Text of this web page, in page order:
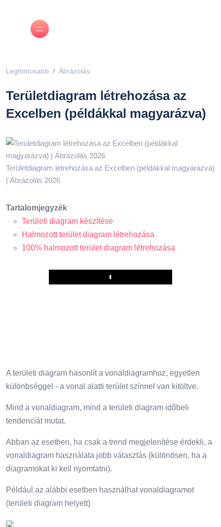
Legfontosabb Ábrázolás
Területdiagram létrehozása az
Excelben (példákkal magyarázva)
Területdiagram létrehozása az Excelben (példákkal magyarázva)
| Ábrázolás 2026
Tartalomjegyzék
Területi diagram készítése
Halmozott terület diagram létrehozása
100% halmozott terület diagram létrehozása
Play
A területi diagram hasonlít a vonaldiagramhoz, egyetlen
különbséggel - a vonal alatti terület színnel van kitöltve.
Mind a vonaldiagram, mind a területi diagram időbeli
tendenciát mutat.
Abban az esetben, ha csak a trend megjelenítése érdekli, a
vonaldiagram használata jobb választás (különösen, ha a
diagramokat ki kell nyomtatni).
Például az alábbi esetben használhat vonaldiagramot
(területi diagram helyett)